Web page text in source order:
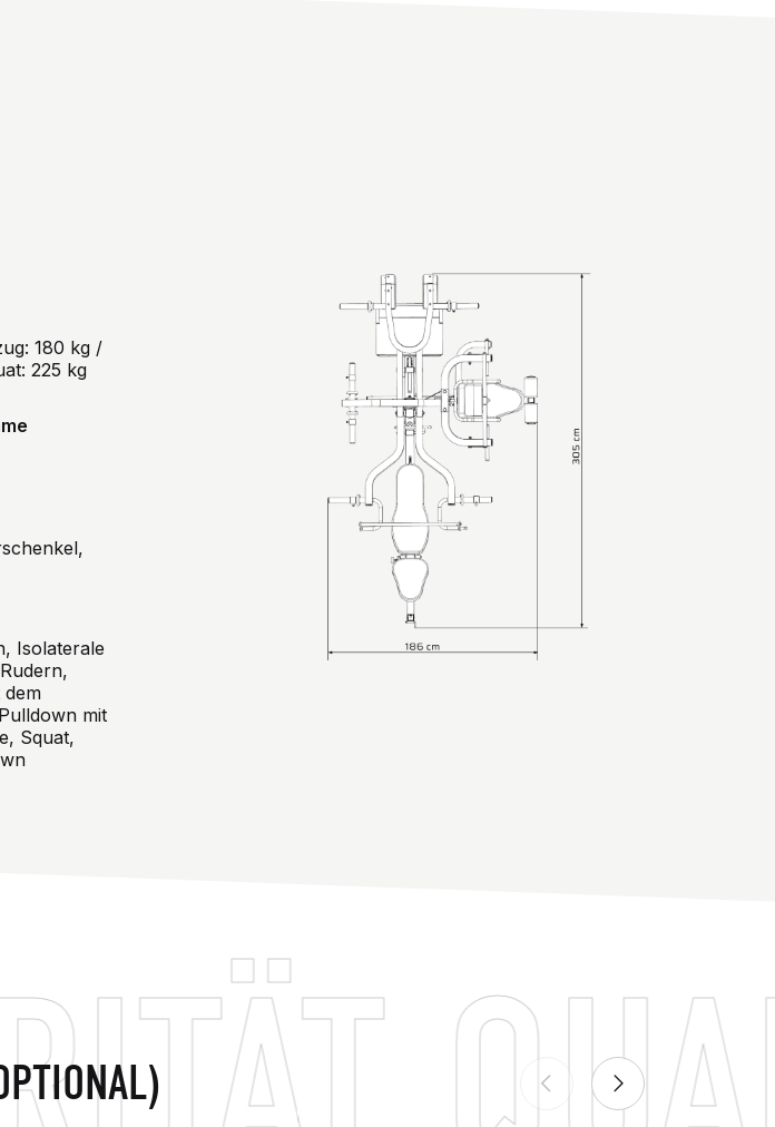
180 kg /
225 kg
Isolaterale
mit
Squat,